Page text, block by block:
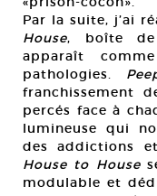
Par la suite, j’ai
House, boîte de
apparaît
pathologies.
franchissement
percés face à
lumineuse qui
des addictions
House to House
modulable et